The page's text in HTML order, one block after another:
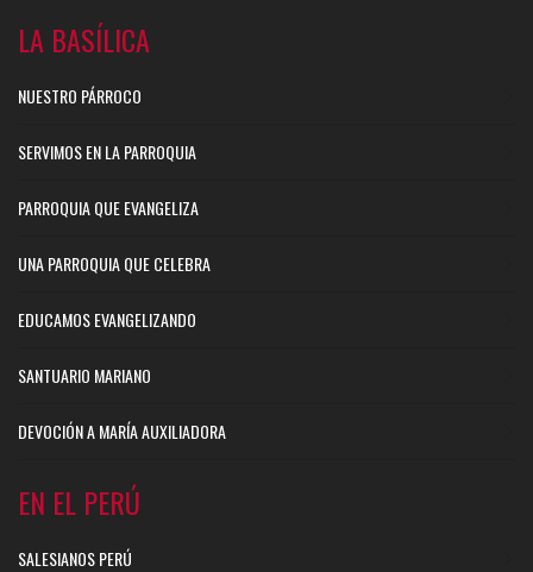
LA BASÍLICA
NUESTRO PÁRROCO
SERVIMOS EN LA PARROQUIA
PARROQUIA QUE EVANGELIZA
UNA PARROQUIA QUE CELEBRA
EDUCAMOS EVANGELIZANDO
SANTUARIO MARIANO
DEVOCIÓN A MARÍA AUXILIADORA
EN EL PERÚ
SALESIANOS PERÚ